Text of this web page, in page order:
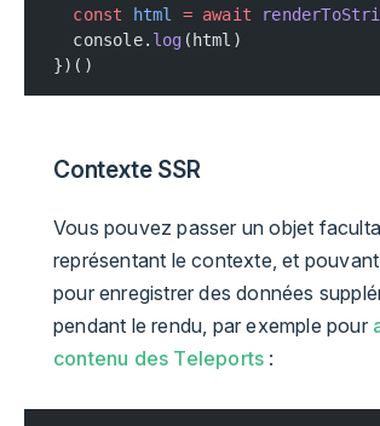
  const
html = await
  console.
log (html)
})()
Contexte SSR
Vous pouvez passer un objet
représentant le contexte, et
pour enregistrer des données
pendant le rendu, par exemple pour
contenu des Teleports :